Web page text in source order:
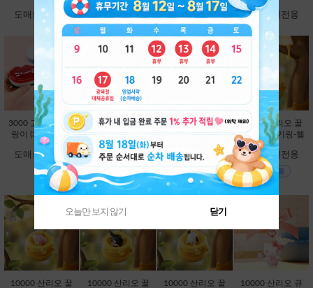
도매회원전용
A) [C1-145246]
도매회원전용
X12EA) [B1-1450
17]
도매회원전용
EA) [B1-998485]
도매회원전용
3000 고양이빵 말
랑이 (3000X12E
A) [B1-946261]
도매회원전용
5000 젤리 베어 슬
랑이 (5000X12E
A) [B1-461655]
도매회원전용
25000 산리오 별
빛 LED 차량용 방
향제-시나모롤 [C
1-113430]
도매회원전용
10000 산리오 꿀
단지 까꿍 키링-헬
로키티 [C2-32801
3]
도매회원전용
10000 산리오 꿀
10000 산리오 꿀
10000 산리오 꿀
10000 산리오 큐
오늘만 보지 않기 닫기